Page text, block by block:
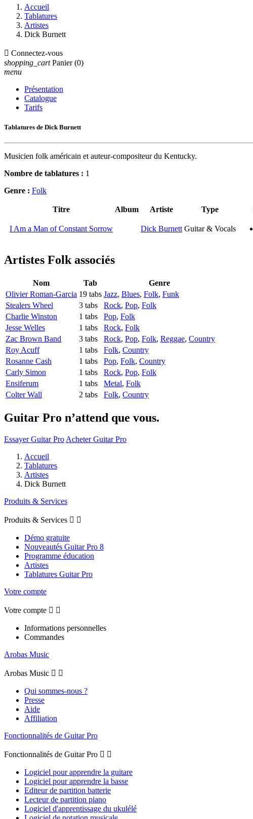
Accueil
Tablatures
Artistes
Dick Burnett
 Connectez-vous
shopping_cart Panier (0)
menu
Présentation
Catalogue
Tarifs
Tablatures de Dick Burnett
Musicien folk américain et auteur-compositeur du Kentucky.
Nombre de tablatures : 1
Genre : Folk
Titre Album Artiste Type
I Am a Man of Constant Sorrow Dick Burnett Guitar & Vocals
Artistes Folkassociés
Nom Tab
Genre
Olivier Roman-Garcia 19 tabs Jazz, Blues, Folk, Funk
Stealers Wheel
3 tabs Rock, Pop, Folk
Charlie Winston
1 tabs Pop, Folk
Jesse Welles
1 tabs Rock, Folk
Zac Brown Band
3 tabs Rock, Pop, Folk, Reggae, Country
Roy Acuff
1 tabs Folk, Country
Rosanne Cash
1 tabs Pop, Folk, Country
Carly Simon
1 tabs Rock, Pop, Folk
Ensiferum
1 tabs Metal, Folk
Colter Wall
2 tabs Folk, Country
Guitar Pro n’attend que vous.
Essayer Guitar Pro Acheter Guitar Pro
Accueil
Tablatures
Artistes
Dick Burnett
Produits & Services
Produits & Services  
Démo gratuite
Nouveautés Guitar Pro 8
Programme éducation
Artistes
Tablatures Guitar Pro
Votre compte
Votre compte  
Informations personnelles
Commandes
Arobas Music
Arobas Music  
Qui sommes-nous ?
Presse
Aide
Affiliation
Fonctionnalités de Guitar Pro
Fonctionnalités de Guitar Pro  
Logiciel pour apprendre la guitare
Logiciel pour apprendre la basse
Editeur de partition batterie
Lecteur de partition piano
Logiciel d'apprentissage du ukulélé